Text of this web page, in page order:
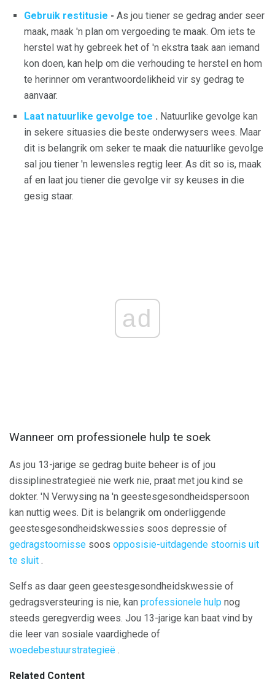
Gebruik restitusie - As jou tiener se gedrag ander seer
maak, maak 'n plan om vergoeding te maak. Om iets te
herstel wat hy gebreek het of 'n ekstra taak aan iemand
kon doen, kan help om die verhouding te herstel en hom
te herinner om verantwoordelikheid vir sy gedrag te
aanvaar.
Laat natuurlike gevolge toe . Natuurlike gevolge kan
in sekere situasies die beste onderwysers wees. Maar
dit is belangrik om seker te maak die natuurlike gevolge
sal jou tiener 'n lewensles regtig leer. As dit so is, maak
af en laat jou tiener die gevolge vir sy keuses in die
gesig staar.
ad
Wanneer om professionele hulp te soek
As jou 13-jarige se gedrag buite beheer is of jou
dissiplinestrategieë nie werk nie, praat met jou kind se
dokter. 'N Verwysing na 'n geestesgesondheidspersoon
kan nuttig wees. Dit is belangrik om onderliggende
geestesgesondheidskwessies soos depressie of
gedragstoornisse soos opposisie-uitdagende stoornis uit
te sluit .
Selfs as daar geen geestesgesondheidskwessie of
gedragsversteuring is nie, kan professionele hulp nog
steeds geregverdig wees. Jou 13-jarige kan baat vind by
die leer van sosiale vaardighede of
woedebestuurstrategieë .
Related Content